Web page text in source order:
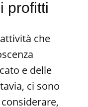
profitti
che
e delle
ci sono